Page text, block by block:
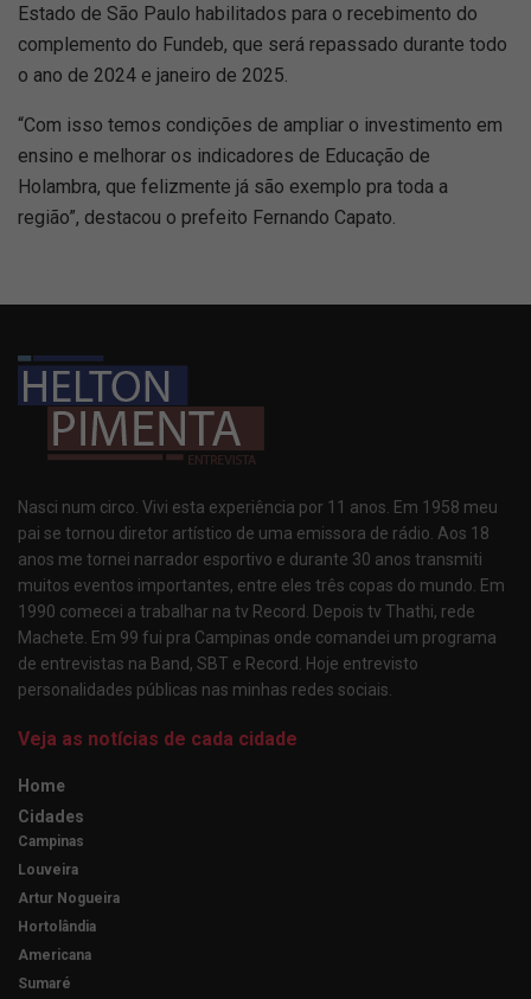
Estado de São Paulo habilitados para o recebimento do
complemento do Fundeb, que será repassado durante todo
o ano de 2024 e janeiro de 2025.
“Com isso temos condições de ampliar o investimento em
ensino e melhorar os indicadores de Educação de
Holambra, que felizmente já são exemplo pra toda a
região”, destacou o prefeito Fernando Capato.
Nasci num circo. Vivi esta experiência por 11 anos. Em 1958 meu
pai se tornou diretor artístico de uma emissora de rádio. Aos 18
anos me tornei narrador esportivo e durante 30 anos transmiti
muitos eventos importantes, entre eles três copas do mundo. Em
1990 comecei a trabalhar na tv Record. Depois tv Thathi, rede
Machete. Em 99 fui pra Campinas onde comandei um programa
de entrevistas na Band, SBT e Record. Hoje entrevisto
personalidades públicas nas minhas redes sociais.
Veja as notícias de cada cidade
Home
Cidades
Campinas
Louveira
Artur Nogueira
Hortolândia
Americana
Sumaré